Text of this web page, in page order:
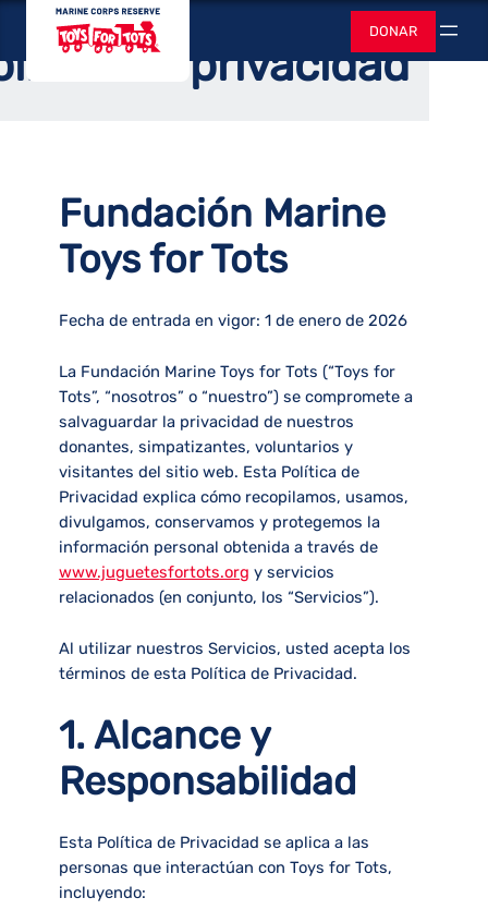
contenido
Juguetes
DONAR Buscar
de privacidad
Fundación Marine
Toys for Tots
Fecha de entrada en vigor: 1 de enero de 2026
La Fundación Marine Toys for Tots (“Toys for
Tots”, “nosotros” o “nuestro”) se compromete a
salvaguardar la privacidad de nuestros
donantes, simpatizantes, voluntarios y
visitantes del sitio web. Esta Política de
Privacidad explica cómo recopilamos, usamos,
divulgamos, conservamos y protegemos la
información personal obtenida a través de
www.juguetesfortots.org y servicios
relacionados (en conjunto, los “Servicios”).
Al utilizar nuestros Servicios, usted acepta los
términos de esta Política de Privacidad.
1. Alcance y
Responsabilidad
Esta Política de Privacidad se aplica a las
personas que interactúan con Toys for Tots,
incluyendo: